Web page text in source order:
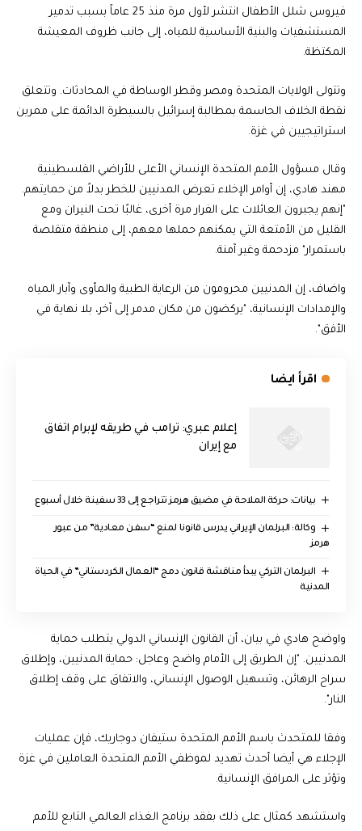
فيروس شلل الأطفال انتشر لأول مرة منذ 25 عاماً بسبب تدمير
المستشفيات والبنية الأساسية للمياه، إلى جانب ظروف المعيشة
المكتظة.
وتتولى الولايات المتحدة ومصر وقطر الوساطة في المحادثات. وتتعلق
نقطة الخلاف الحاسمة بمطالبة إسرائيل بالسيطرة الدائمة على ممرين
استراتيجيين في غزة.
وقال مسؤول الأمم المتحدة الإنساني الأعلى للأراضي الفلسطينية
مهند هادي، إن أوامر الإخلاء تعرض المدنيين للخطر بدلاً من حمايتهم.
"إنهم يجبرون العائلات على الفرار مرة أخرى، غالبًا تحت النيران ومع
القليل من الأمتعة التي يمكنهم حملها معهم، إلى منطقة متقلصة
باستمرار" مزدحمة وغير آمنة.
واضاف، إن المدنيين محرومون من الرعاية الطبية والمأوى وآبار المياه
والإمدادات الإنسانية، "يركضون من مكان مدمر إلى آخر، بلا نهاية في
الأفق".
اقرأ ايضا
إعلام عبري: ترامب في طريقه لإبرام اتفاق
مع إيران
بيانات: حركة الملاحة في مضيق هرمز تتراجع إلى 33 سفينة خلال أسبوع
وكالة: البرلمان الإيراني يدرس قانونا لمنع “سفن معادية” من عبور
هرمز
البرلمان التركي يبدأ مناقشة قانون دمج “العمال الكردستاني” في الحياة
المدنية
واوضح هادي في بيان، أن القانون الإنساني الدولي يتطلب حماية
المدنيين. "إن الطريق إلى الأمام واضح وعاجل: حماية المدنيين، وإطلاق
سراح الرهائن، وتسهيل الوصول الإنساني، والاتفاق على وقف إطلاق
النار".
وفقا للمتحدث باسم الأمم المتحدة ستيفان دوجاريك، فإن عمليات
الإجلاء هي أيضا أحدث تهديد لموظفي الأمم المتحدة العاملين في غزة
وتؤثر على المرافق الإنسانية.
واستشهد كمثال على ذلك بفقد برنامج الغذاء العالمي التابع للأمم